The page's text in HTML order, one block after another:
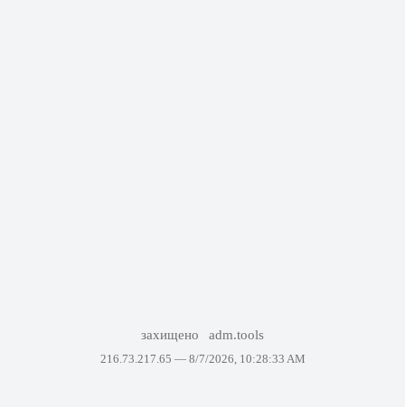
захищено adm.tools
216.73.217.65 — 8/7/2026, 10:28:33 AM